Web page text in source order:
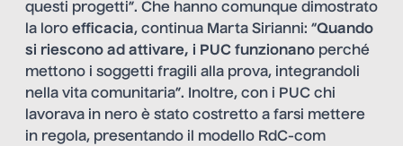
questi progetti”. Che hanno comunque dimostrato
la loro efficacia, continua Marta Sirianni: “Quando
si riescono ad attivare, i PUC funzionano perché
mettono i soggetti fragili alla prova, integrandoli
nella vita comunitaria”. Inoltre, con i PUC chi
lavorava in nero è stato costretto a farsi mettere
in regola, presentando il modello RdC-com